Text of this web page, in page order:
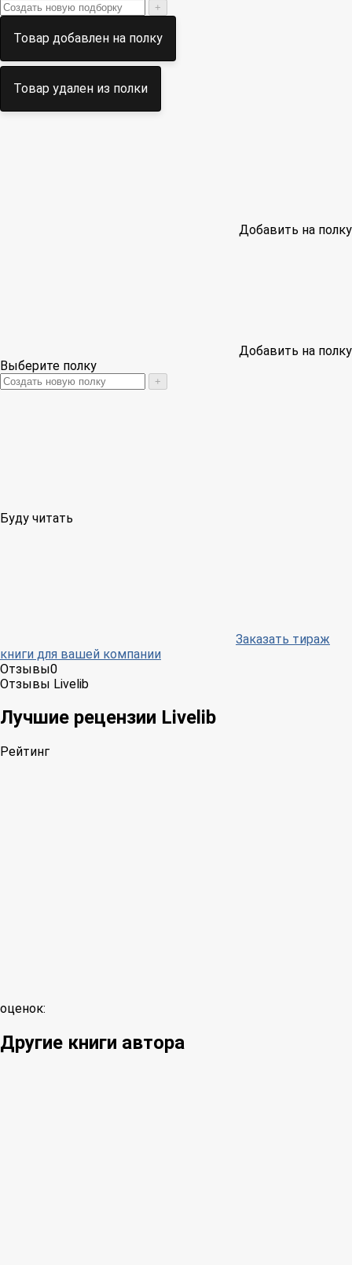
+
Товар добавлен на полку
Товар удален из полки
Добавить на полку
Добавить на полку
Выберите полку
+
Буду читать
Заказать тираж
книги для вашей компании
Отзывы0
Отзывы Livelib
Лучшие рецензии Livelib
Рейтинг
оценок:
Другие книги автора